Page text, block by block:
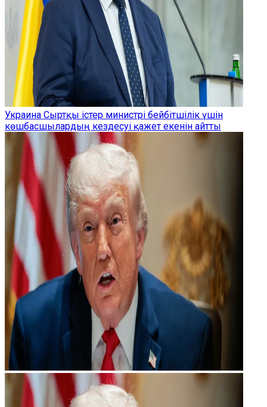
Украина Сыртқы істер министрі бейбітшілік үшін
көшбасшылардың кездесуі қажет екенін айтты